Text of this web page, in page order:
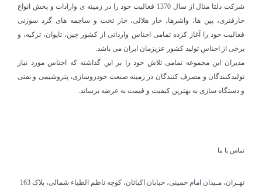
شرکت دلتا متال از سال 1370 فعالیت خود را در زمینه ی وارادات و پخش انواع
خارفنری، پین ها، واشرها، خار هلالی، خار تخت و ساچمه های گرد سوزنی
فعالیت خود را آغاز کرده تمامی اجناس وارداتی از کشور چین، تایوان، ترکیه، و
برخی از اجناس تولید کشور عزیزمان ایران می باشد.
مدیران این مجموعه تمامی تلاش خود را بر این گذاشته که اجناس مورد نیاز
تولیدکنندگان و مصرف کنندگان در زمینه صنعت خودروسازی، پتروشیمی و نفتی
و دستگاه سازی به بهترین کیفیت و قیمت به عرضه برساند.
تماس با ما
تهـران، مـیدان امام خمینی، خیابان اکباتان، کوچه ناظم الطباء شمالی، پلاک 163